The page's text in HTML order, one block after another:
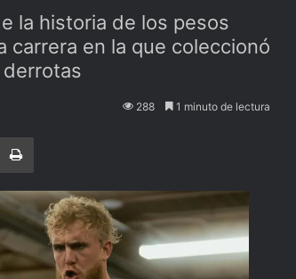
la historia de los pesos
en la que coleccionó
288 1 minuto de lectura
por email Imprimir